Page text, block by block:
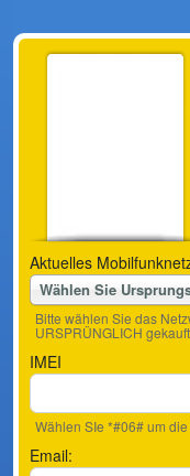
Aktuelles
Wählen Sie
Bitte wählen Sie das
URSPRÜNGLICH
IMEI
Wählen SIe *#06# um
Email: